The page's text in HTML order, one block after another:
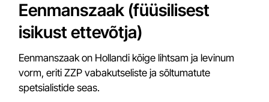
Eenmanszaak (füüsilisest
isikust ettevõtja)
Eenmanszaak on Hollandi kõige lihtsam ja levinum
vorm, eriti ZZP vabakutseliste ja sõltumatute
spetsialistide seas.